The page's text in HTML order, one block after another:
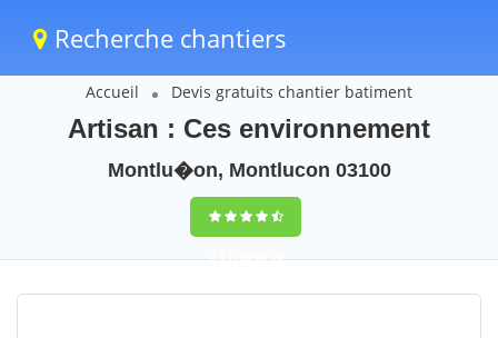
Recherche chantiers
Accueil Devis gratuits chantier batiment
Artisan : Ces environnement
Montlu�on, Montlucon 03100
9,5(100%)34
votes